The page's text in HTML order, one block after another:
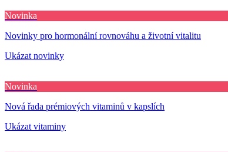
Novinka
Novinky pro hormonální rovnováhu a životní vitalitu
Ukázat novinky
Novinka
Nová řada prémiových vitaminů v kapslích
Ukázat vitaminy